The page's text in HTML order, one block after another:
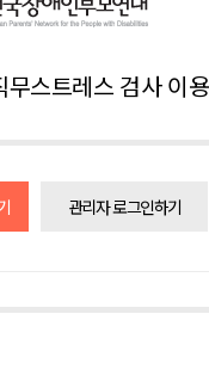
스트레스 검사 이
관리자 로그인하기